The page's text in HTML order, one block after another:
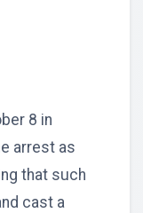
8 in
arrest as
that such
cast a